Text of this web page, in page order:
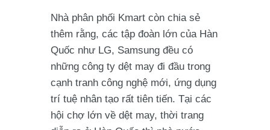
Nhà phân phối Kmart còn chia sẻ
thêm rằng, các tập đoàn lớn của Hàn
Quốc như LG, Samsung đều có
những công ty dệt may đi đầu trong
cạnh tranh công nghệ mới, ứng dụng
trí tuệ nhân tạo rất tiên tiến. Tại các
hội chợ lớn về dệt may, thời trang